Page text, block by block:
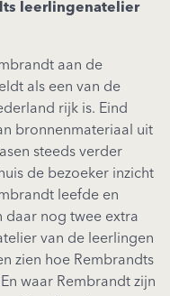
leerlingenatelier
aan de
als een van de
rijk is. Eind
bronnenmateriaal uit
steeds verder
de bezoeker inzicht
leefde en
daar nog twee extra
van de leerlingen
zien hoe Rembrandts
waar Rembrandt zijn